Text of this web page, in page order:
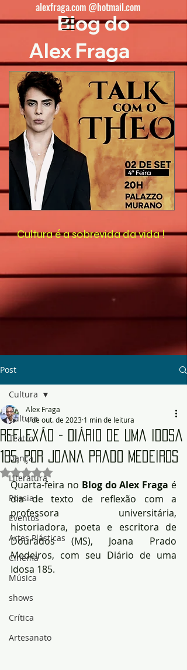
Cultura é a sobrevida da vida !
Blog do
Alex Fraga
alexfraga.com @hotmail.com
Post
Cultura
Teatro
Dança
Literatura
Poesia
Eventos
Artes Plásticas
Cinema
Música
shows
Crítica
Artesanato
Cultura
Reflexão - Diário de uma Idosa
185, por Joana Prado Medeiros
Alex Fraga
4 de out. de 2023 1 min de leitura
Avaliado com NaN de 5 estrelas.
Quarta-feira no Blog do Alex Fraga é
dia de texto de reflexão com a
professora universitária,
historiadora, poeta e escritora de
Dourados (MS), Joana Prado
Medeiros, com seu Diário de uma
Idosa 185.